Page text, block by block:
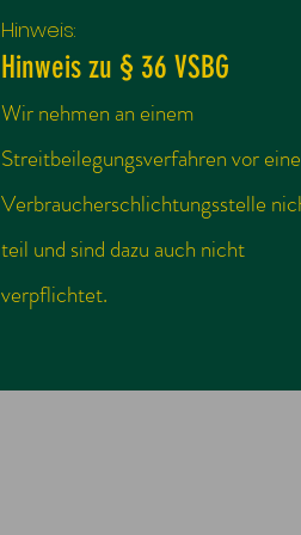
Hinweis:
Hinweis zu § 36 VSBG
Wir nehmen an einem
Streitbeilegungsverfahren vor
Verbraucherschlichtungsstelle
teil und sind dazu auch nicht
verpflichtet.